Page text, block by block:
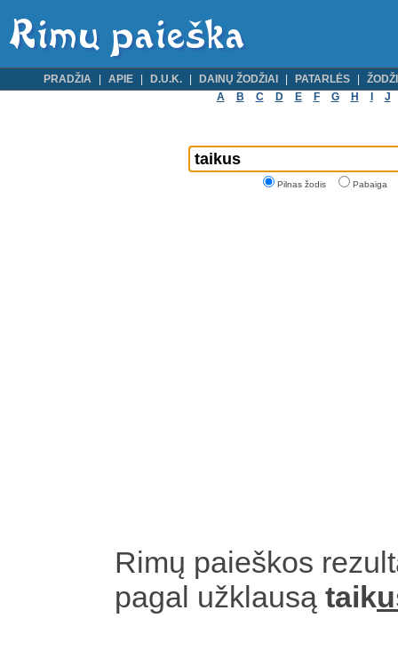
PRADŽIA APIE D.U.K. DAINŲ ŽODŽIAI PATARLĖS
A
B C D E F G H J
Pilnas žodis Pabaiga
Rimų paieškos
pagal užklausą taik